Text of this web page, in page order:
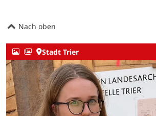
Nach oben
Stadt Trier